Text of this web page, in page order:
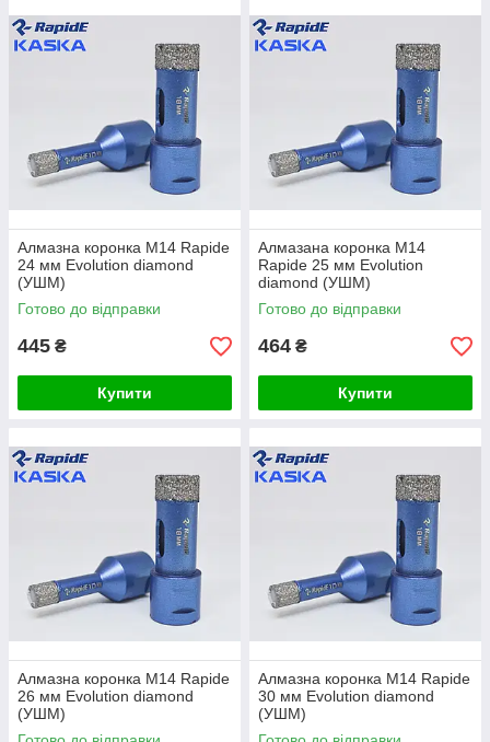
Алмазна коронка М14 Rapide
24 мм Evolution diamond
(УШМ)
Готово до відправки
445 ₴
Купити
Алмазана коронка М14
Rapide 25 мм Evolution
diamond (УШМ)
Готово до відправки
464 ₴
Купити
Алмазна коронка М14 Rapide
26 мм Evolution diamond
(УШМ)
Алмазна коронка М14 Rapide
30 мм Evolution diamond
(УШМ)